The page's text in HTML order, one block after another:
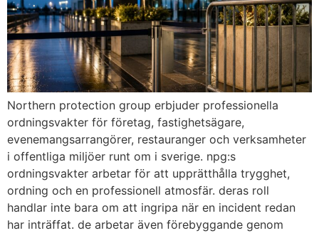
northern protection group erbjuder professionella
ordningsvakter för företag, fastighetsägare,
evenemangsarrangörer, restauranger och verksamheter
i offentliga miljöer runt om i sverige. npg:s
ordningsvakter arbetar för att upprätthålla trygghet,
ordning och en professionell atmosfär. deras roll
handlar inte bara om att ingripa när en incident redan
har inträffat. de arbetar även förebyggande genom